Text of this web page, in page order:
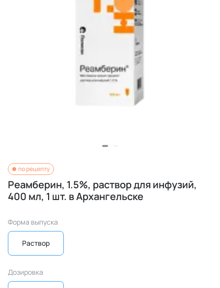
по рецепту
Реамберин, 1.5%, раствор для инфузий,
400 мл, 1 шт. в Архангельске
Форма выпуска
Раствор
Дозировка